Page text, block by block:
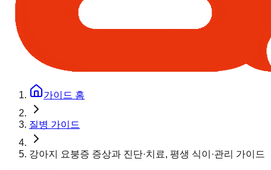
가이드 홈
질병 가이드
강아지 요붕증 증상과 진단·치료, 평생 식이·관리 가이드